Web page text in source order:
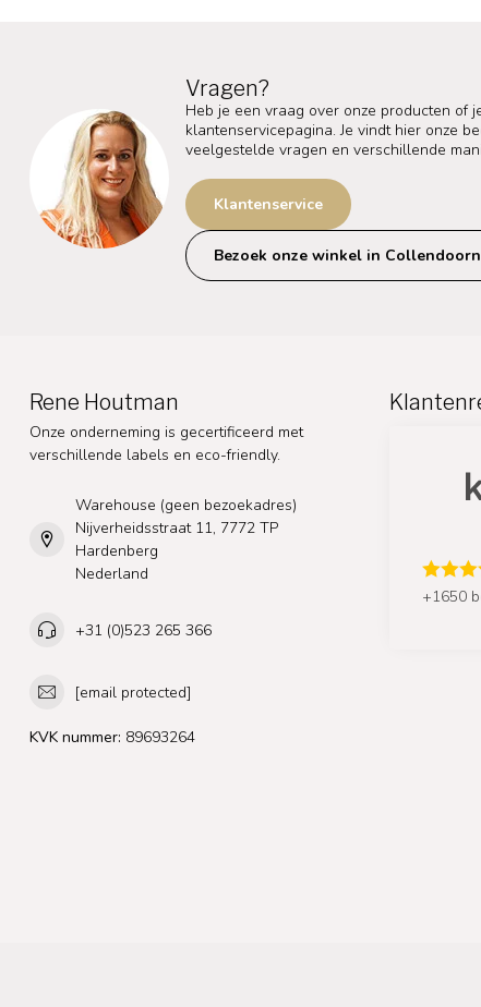
Vragen?
Heb je een vraag over onze producten of
klantenservicepagina. Je vindt hier onze
veelgestelde vragen en verschillende
Klantenservice
Bezoek onze winkel in Collendoorn
Rene Houtman
Onze onderneming is gecertificeerd met
verschillende labels en eco-friendly.
Warehouse (geen bezoekadres)
Nijverheidsstraat 11, 7772 TP
Hardenberg
Nederland
+31 (0)523 265 366
[email protected]
KVK nummer: 89693264
+1650